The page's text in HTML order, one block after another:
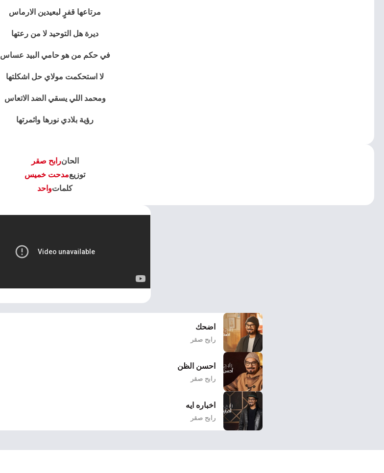
مرتاعها قفرٍ لبعيدين الارماس
ديرة هل التوحيد لا من رعتها
في حكم من هو حامي البيد عساس
لا استحكمت مولاي حل اشكلتها
ومحمد اللي يسقي الضد الاتعاس
رؤية بلادي نورها واثمرتها
الحانرابح صقر
توزيعمدحت خميس
كلماتواحد
اضحك
رابح صقر
احسن الظن
رابح صقر
اخباره ايه
رابح صقر